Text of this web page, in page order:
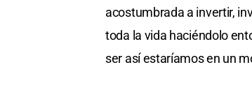
acostumbrada a invertir,
toda la vida haciéndolo
ser así estaríamos en un